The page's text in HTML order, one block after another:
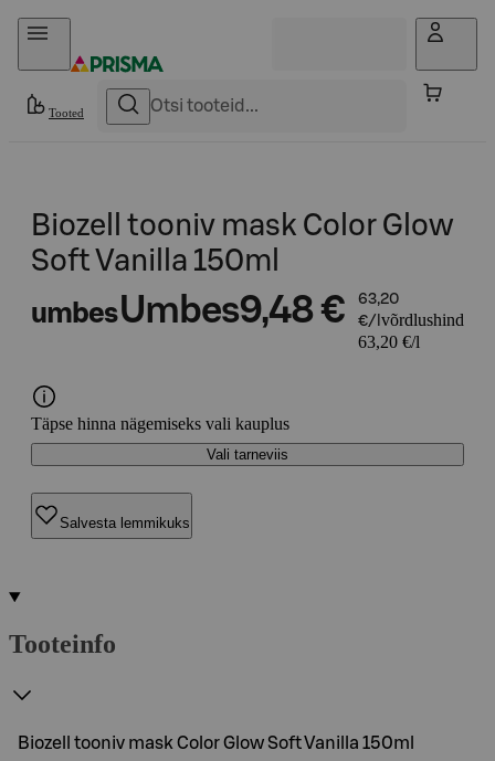
Otse sisu juurde
Tooted
Biozell tooniv mask Color Glow
Soft Vanilla 150ml
umbesUmbes9,48 €
63,20
€/l võrdlushind
63,20 €/l
Täpse hinna nägemiseks vali kauplus
Vali tarneviis
Salvesta lemmikuks
Tooteinfo
Biozell tooniv mask Color Glow Soft Vanilla 150ml